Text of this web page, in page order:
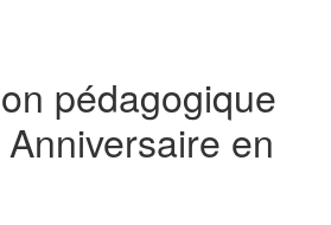
pédagogique
en